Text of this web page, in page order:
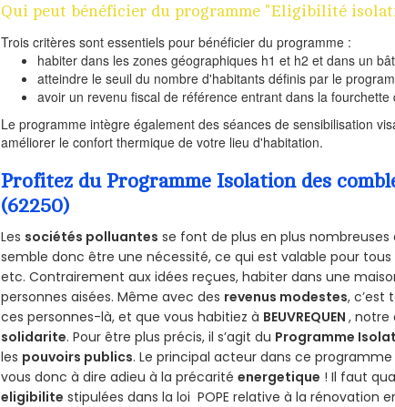
Qui peut bénéficier du programme "Eligibilité
Trois critères sont essentiels pour bénéficier du programme :
habiter dans les zones géographiques h1 et h2 et dans un
atteindre le seuil du nombre d'habitants définis par le
avoir un revenu fiscal de référence entrant dans la fourchette
Le programme intègre également des séances de sensibilisation
améliorer le confort thermique de votre lieu d'habitation.
Profitez du Programme Isolation des
(62250)
Les sociétés polluantes se font de plus en plus nombreuses
semble donc être une nécessité, ce qui est valable pour tous
etc. Contrairement aux idées reçues, habiter dans une
personnes aisées. Même avec des revenus modestes, c’est
ces personnes-là, et que vous habitiez à BEUVREQUEN, notre
solidarite. Pour être plus précis, il s’agit du Programme
les pouvoirs publics. Le principal acteur dans ce programme
vous donc à dire adieu à la précaritéenergetique ! Il faut
eligibilite stipulées dans la loi POPE relative à la rénovation